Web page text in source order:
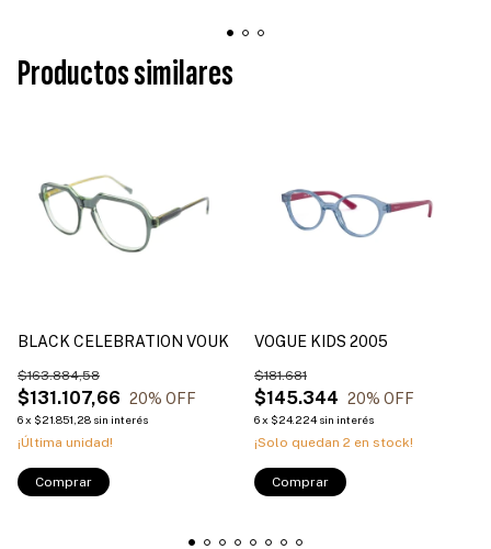
Productos similares
BLACK CELEBRATION VOUK
$131.107,66
$163.884,58
20% OFF
6x $21.851,28 sin interés
¡Última unidad!
Comprar
VOGUE KIDS 2005
$145.344
$181.681
20% OFF
6x $24.224 sin interés
¡Solo quedan 2 en stock!
Comprar